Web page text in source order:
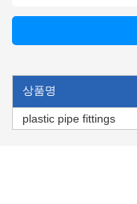
상품명
plastic pipe fittings